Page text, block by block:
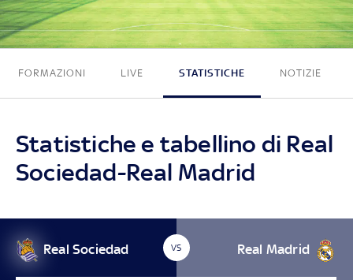
0 - 2
FORMAZIONI LIVE STATISTICHE NOTIZIE
Statistiche e tabellino di Real
Sociedad-Real Madrid
Real Sociedad VS Real Madrid